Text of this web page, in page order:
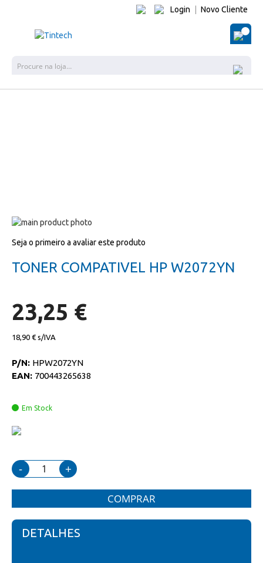
Login Novo Cliente
O
Salte
o
imagens
para
início
de
imagens
Seja o primeiro a avaliar este produto
TONER COMPATIVEL HP W2072YN
23,25 €
18,90 €
P/N: HPW2072YN
EAN: 700443265638
Em Stock
- +
COMPRAR
DETALHES